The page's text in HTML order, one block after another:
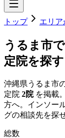
トップ エリア
うるま市
定院を探す
沖縄県 うるま市
定院 2院を掲載
方へ。インソー
グの相談先を探
総数